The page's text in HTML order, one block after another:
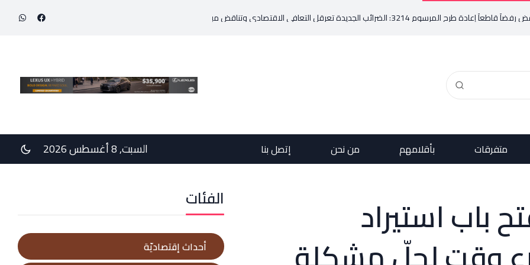
الجديدة تعرقل التعافي الاقتصادي وتناقض مبدأ الشراكة إنجاز طبي استثنائي ينقذ حياة مولود خديج بوزن 800 غرام!
متفرقات بأقلامهم من نحن إتصل بنا السبت, 8 أغسطس 2026
باب استيراد الفئات
أحداث إقتصاديّة